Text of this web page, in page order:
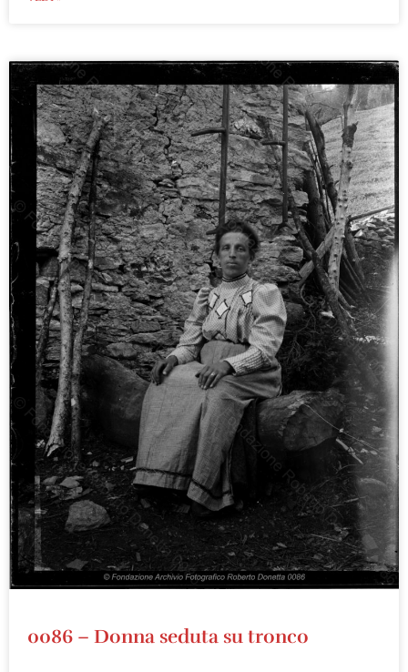
0086 – Donna seduta su tronco